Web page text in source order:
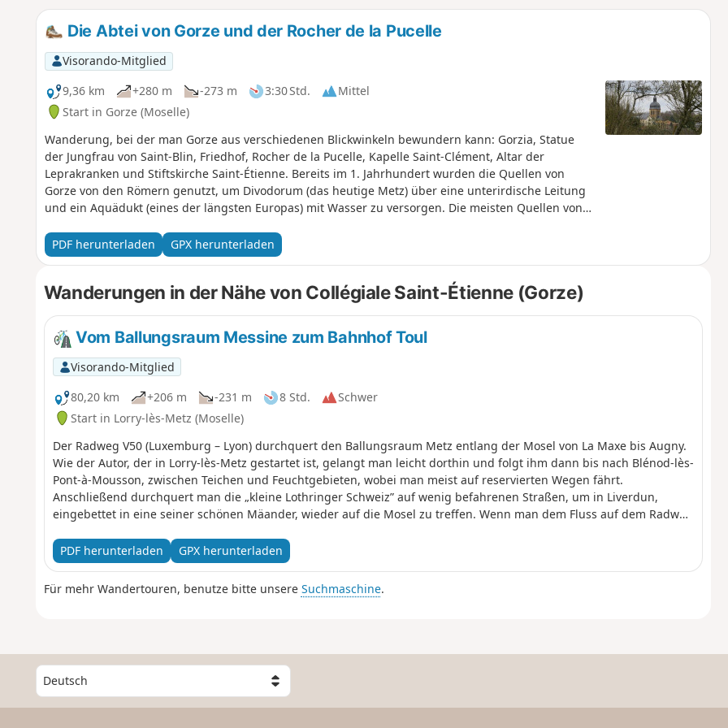
Die Abtei von Gorze und der Rocher de la Pucelle
Visorando-Mitglied
9,36 km
+280 m -273 m 3:30 Std.
Mittel
Start in Gorze (Moselle)
Wanderung, bei der man Gorze aus verschiedenen Blickwinkeln bewundern kann: Gorzia, Statue
der Jungfrau von Saint-Blin, Friedhof, Rocher de la Pucelle, Kapelle Saint-Clément, Altar der
Leprakranken und Stiftskirche Saint-Étienne. Bereits im 1. Jahrhundert wurden die Quellen von
Gorze von den Römern genutzt, um Divodorum (das heutige Metz) über eine unterirdische Leitung
und ein Aquädukt (eines der längsten Europas) mit Wasser zu versorgen. Die meisten Quellen von
PDF herunterladen
GPX herunterladen
Wanderungen in der Nähe von Collégiale Saint-Étienne (Gorze)
Vom Ballungsraum Messine zum Bahnhof Toul
Visorando-Mitglied
80,20 km
+206 m -231 m 8 Std.
Schwer
Start in Lorry-lès-Metz (Moselle)
Der Radweg V50 (Luxemburg – Lyon) durchquert den Ballungsraum Metz entlang der Mosel von La Maxe bis Augny.
Wie der Autor, der in Lorry-lès-Metz gestartet ist, gelangt man leicht dorthin und folgt ihm dann bis nach Blénod-lès-
Pont-à-Mousson, zwischen Teichen und Feuchtgebieten, wobei man meist auf reservierten Wegen fährt.
Anschließend durchquert man die „kleine Lothringer Schweiz” auf wenig befahrenen Straßen, um in Liverdun,
eingebettet in eine seiner schönen Mäander, wieder auf die Mosel zu treffen. Wenn man dem Fluss auf dem Radweg
PDF herunterladen
GPX herunterladen
Für mehr Wandertouren, benutze bitte unsere Suchmaschine.
W
ä
h